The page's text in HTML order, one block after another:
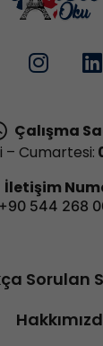
Çalışma
– Cumartesi:
İletişim
+90 544 268
Sorulan